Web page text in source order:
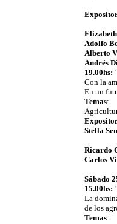
Adolfo
Alberto
Andrés
19.00hs:
Con la
En un
Temas:
Stella
Ricardo
Carlos
Sábado
15.00hs:
La
de los
Temas: